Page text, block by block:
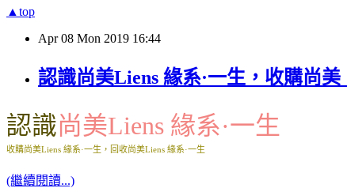
▲top
Apr 08 Mon 2019 16:44
認識尚美Liens 緣系·一生，收購尚
認識尚美Liens 緣系·一生
收購尚美Liens 緣系·一生，回收尚美Liens 緣系·一生
(繼續閱讀...)